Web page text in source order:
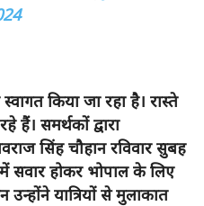
किया जा रहा है। रास्ते
समर्थकों द्वारा
सिंह चौहान रविवार सुबह
में सवार होकर भोपाल के लिए
उन्होंने यात्रियों से मुलाकात